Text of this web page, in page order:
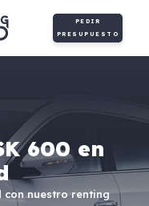
PEDIR
PRESUPUESTO
600 en
con nuestro renting